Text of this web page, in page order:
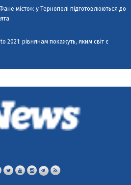
місто»: у Тернополі підготовлюються до
2021: рівнянам покажуть, яким світ є